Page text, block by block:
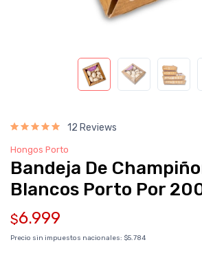
12 Reviews
Hongos Porto
Bandeja De
Blancos Porto Por
$6.999
Precio sin impuestos nacionales: $5.784